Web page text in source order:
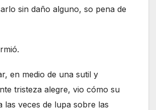
sin daño alguno, so pena de
en medio de una sutil y
tristeza alegre, vio cómo su
las veces de lupa sobre las